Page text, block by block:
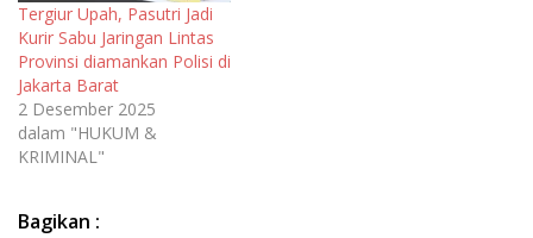
Tergiur Upah, Pasutri Jadi
Kurir Sabu Jaringan Lintas
Provinsi diamankan Polisi di
Jakarta Barat
2 Desember 2025
dalam "HUKUM &
KRIMINAL"
Bagikan :